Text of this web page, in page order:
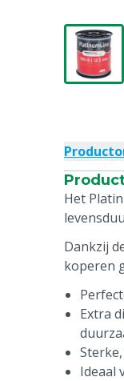
Het
Dankzij
koperen
Extra
Ideaal